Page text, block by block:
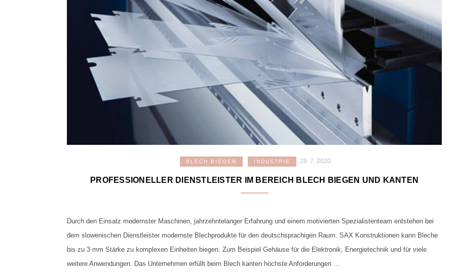
BLECH BIEGEN INDUSTRIE 29. 7. 2020
PROFESSIONELLER DIENSTLEISTER IM BEREICH BLECH BIEGEN UND KANTEN
Durch den Einsatz modernster Maschinen, jahrzehntelanger Erfahrung und einem motivierten Spezialistenteam entstehen bei
dem slowenischen Dienstleister modernste Blechprodukte für den deutschsprachigen Raum. SAX Konstruktionen kann Bleche
bis zu 3 mm Stärke zu komplexen Einheiten biegen. Zum Beispiel Gehäuse für die Elektronik, Energietechnik und für viele
weitere Anwendungen. Das Unternehmen erfüllt beim Blech kanten höchste Anforderungen …